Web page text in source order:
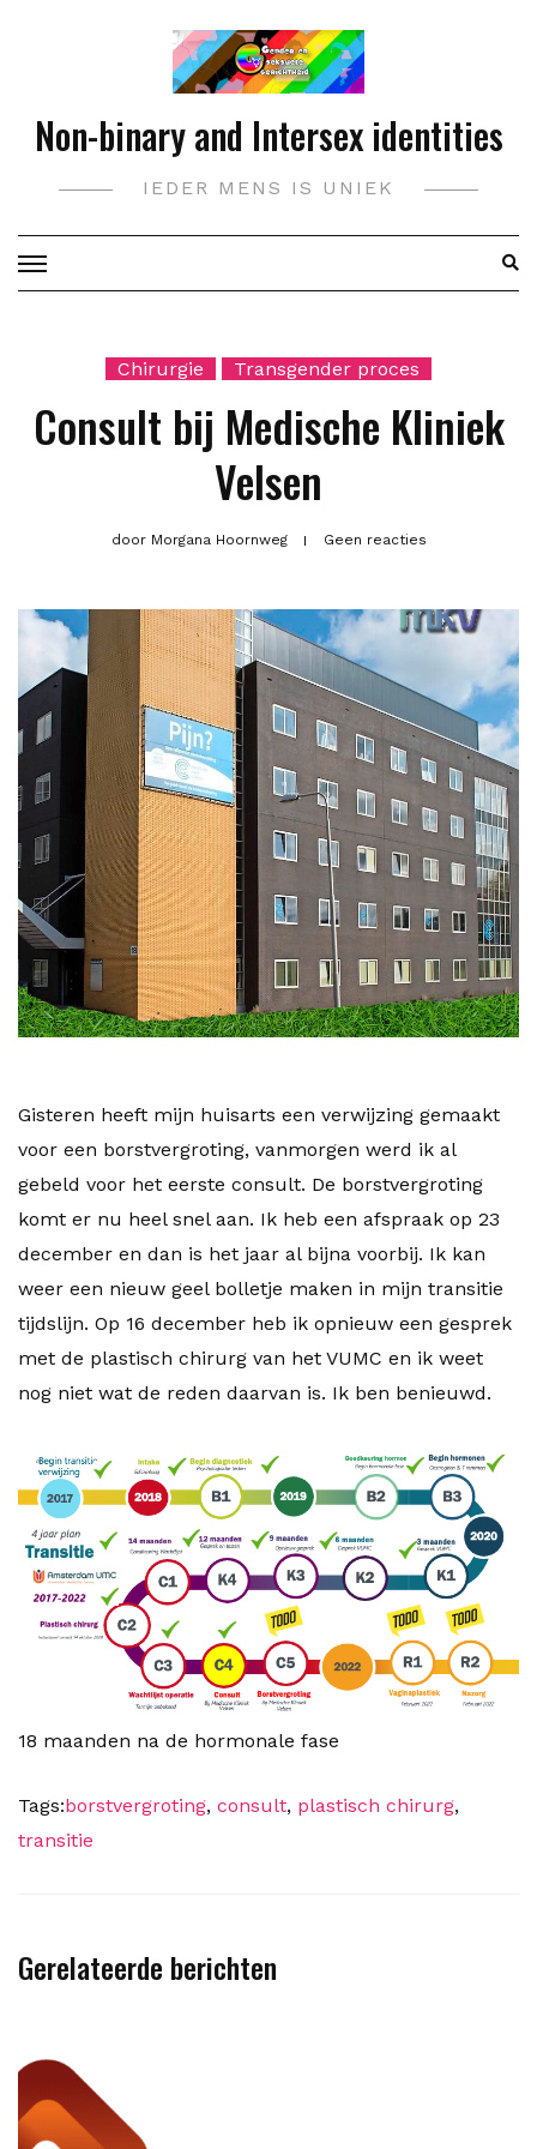
Non-binary and Intersex identities
IEDER MENS IS UNIEK
Chirurgie Transgender proces
Consult bij Medische Kliniek
Velsen
doorMorgana Hoornweg Geen reacties
Gisteren heeft mijn huisarts een verwijzing gemaakt
voor een borstvergroting, vanmorgen werd ik al
gebeld voor het eerste consult. De borstvergroting
komt er nu heel snel aan. Ik heb een afspraak op 23
december en dan is het jaar al bijna voorbij. Ik kan
weer een nieuw geel bolletje maken in mijn transitie
tijdslijn. Op 16 december heb ik opnieuw een gesprek
met de plastisch chirurg van het VUMC en ik weet
nog niet wat de reden daarvan is. Ik ben benieuwd.
18 maanden na de hormonale fase
Tags:borstvergroting, consult, plastisch chirurg,
transitie
Gerelateerde berichten